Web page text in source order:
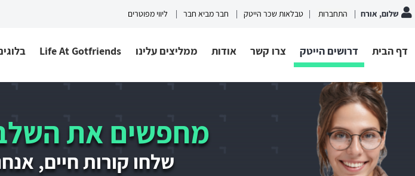
שלום, אורח התחברות טבלאות שכר הייטק חבר מביא חבר ליווי מפוטרים
דף הבית דרושים הייטק צרו קשר אודות ממליצים עלינו Life At Gotfriends
מחפשים את
שלחו קורות חיים,